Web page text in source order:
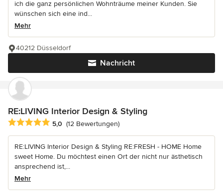
ich die ganz persönlichen Wohnträume meiner Kunden. Sie
wünschen sich eine ind...
Mehr
Nachricht
40212 Düsseldorf
RE:LIVING Interior Design & Styling
Durchschnittliche Bewertung: 5 von 5 Sternen
5,0 (12 Bewertungen)
RE:LIVING Interior Design & Styling RE:FRESH - HOME Home
sweet Home. Du möchtest einen Ort der nicht nur ästhetisch
ansprechend ist,...
Mehr